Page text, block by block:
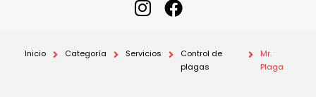
Inicio Categoría Servicios
Control de
plagas
Mr.
Plaga